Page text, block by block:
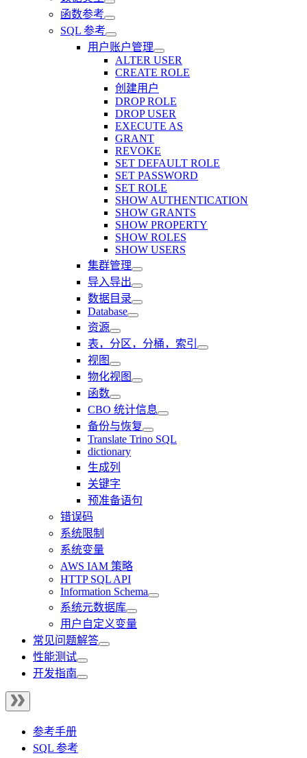
函数参考
SQL 参考
用户账户管理
ALTER USER
CREATE ROLE
创建用户
DROP ROLE
DROP USER
EXECUTE AS
GRANT
REVOKE
SET DEFAULT ROLE
SET PASSWORD
SET ROLE
SHOW AUTHENTICATION
SHOW GRANTS
SHOW PROPERTY
SHOW ROLES
SHOW USERS
集群管理
导入导出
数据目录
Database
资源
表，分区，分桶，索引
视图
物化视图
函数
CBO 统计信息
备份与恢复
Translate Trino SQL
dictionary
生成列
关键字
预准备语句
错误码
系统限制
系统变量
AWS IAM 策略
HTTP SQL API
Information Schema
系统元数据库
用户自定义变量
常见问题解答
性能测试
开发指南
参考手册
SQL 参考